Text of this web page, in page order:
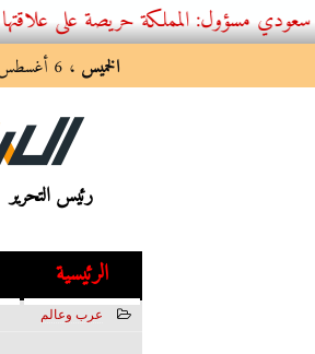
المملكة حريصة على علاقتها مع
الخميس ، 6 أغسطس 2026
رئيس التحرير
الرئيسية
عرب وعالم